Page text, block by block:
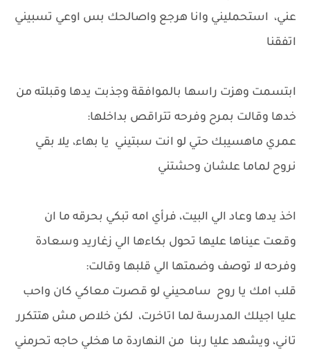
عني، استحمليني وانا هرجع واصالحك بس اوعي تسبيني
اتفقنا
ابتسمت وهزت راسها بالموافقة وجذبت يدها وقبلته من
خدها وقالت بمرح وفرحه تتراقص بداخلها:
عمري ماهسيبك حتي لو انت سبتيني يا بهاء، يلا بقي
نروح لماما علشان وحشتني
اخذ يدها وعاد الي البيت، فرأي امه تبكي بحرقه ما ان
وقعت عيناها عليها تحول بكاءها الي زغاريد وسعادة
وفرحه لا توصف وضمتها الي قلبها وقالت:
قلب امك يا روح سامحيني لو قصرت معاكي كان واحب
عليا اجيلك المدرسة لما اتاخرت، لكن خلاص مش هتتكرر
تاني، ويشهد عليا ربنا من النهاردة ما هخلي حاجه تحرمني